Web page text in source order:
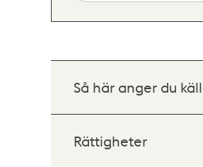
Så här anger du
Rättigheter